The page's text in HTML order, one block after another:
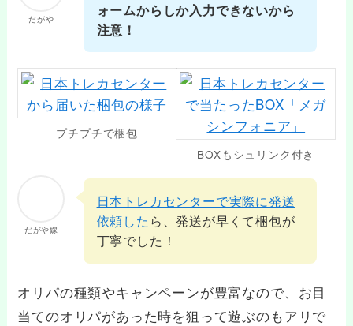
だがや
ォームからしか入力できないから
注意！
プチプチで梱包
BOXもシュリンク付き
だがや嫁
日本トレカセンターで実際に発送
依頼した ら、発送が早くて梱包が
丁寧でした！
オリパの種類やキャンペーンが豊富なので、お目
当てのオリパがあった時を狙って遊ぶのもアリで